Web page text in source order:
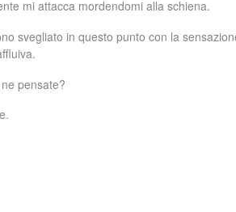
mi attacca mordendomi alla schiena.
svegliato in questo punto con la
pensate?